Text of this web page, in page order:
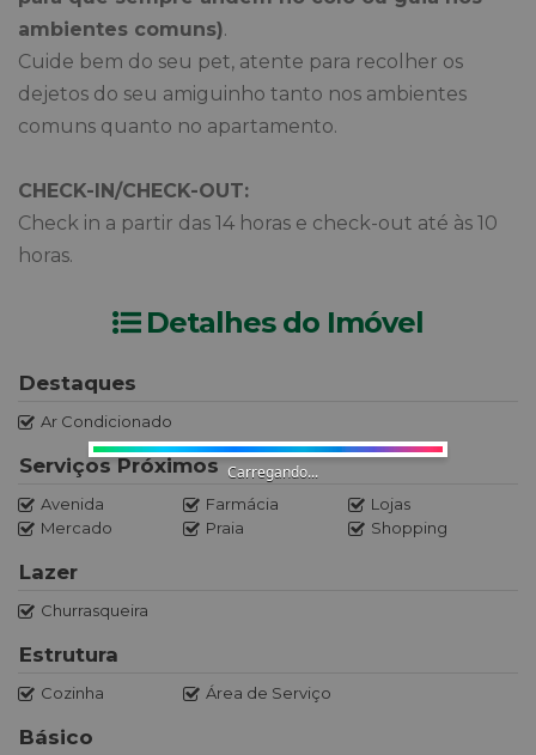
ambientes comuns).
Cuide bem do seu pet, atente para recolher os
dejetos do seu amiguinho tanto nos ambientes
comuns quanto no apartamento.
CHECK-IN/CHECK-OUT:
Check in a partir das 14 horas e check-out até às 10
horas.
Detalhes do Imóvel
Destaques
Ar Condicionado
Serviços Próximos
Avenida Farmácia
Lojas
Mercado
Praia Shopping
Lazer
Churrasqueira
Estrutura
Cozinha Área de Serviço
Básico
Carregando...